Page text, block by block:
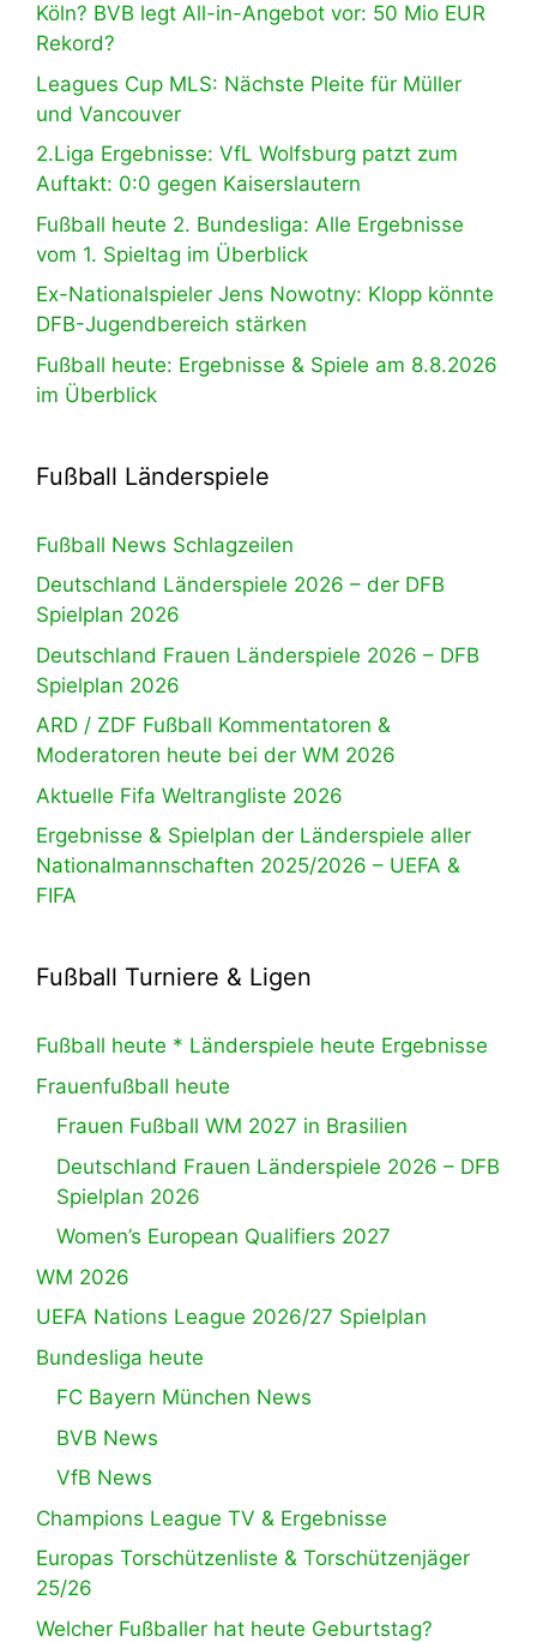
Köln? BVB legt All-in-Angebot vor: 50 Mio EUR
Rekord?
Leagues Cup MLS: Nächste Pleite für Müller
und Vancouver
2.Liga Ergebnisse: VfL Wolfsburg patzt zum
Auftakt: 0:0 gegen Kaiserslautern
Fußball heute 2. Bundesliga: Alle Ergebnisse
vom 1. Spieltag im Überblick
Ex-Nationalspieler Jens Nowotny: Klopp könnte
DFB-Jugendbereich stärken
Fußball heute: Ergebnisse & Spiele am 8.8.2026
im Überblick
Fußball Länderspiele
Fußball News Schlagzeilen
Deutschland Länderspiele 2026 – der DFB
Spielplan 2026
Deutschland Frauen Länderspiele 2026 – DFB
Spielplan 2026
ARD / ZDF Fußball Kommentatoren &
Moderatoren heute bei der WM 2026
Aktuelle Fifa Weltrangliste 2026
Ergebnisse & Spielplan der Länderspiele aller
Nationalmannschaften 2025/2026 – UEFA &
FIFA
Fußball Turniere & Ligen
Fußball heute * Länderspiele heute Ergebnisse
Frauenfußball heute
Frauen Fußball WM 2027 in Brasilien
Deutschland Frauen Länderspiele 2026 – DFB
Spielplan 2026
Women’s European Qualifiers 2027
WM 2026
UEFA Nations League 2026/27 Spielplan
Bundesliga heute
FC Bayern München News
BVB News
VfB News
Champions League TV & Ergebnisse
Europas Torschützenliste & Torschützenjäger
25/26
Welcher Fußballer hat heute Geburtstag?